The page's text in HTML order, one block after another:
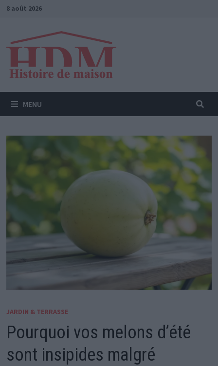
Passer
8 août 2026
MENU
JARDIN & TERRASSE
Pourquoi vos melons d’été
sont insipides malgré